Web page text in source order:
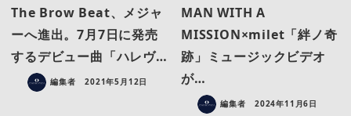
The Brow Beat、メジャ
ーへ進出。7月7日に発売
するデビュー曲「ハレヴ…
編集者 2021年5月12日
MAN WITH A
MISSION×milet「絆ノ奇
跡」ミュージックビデオ
が…
編集者 2024年11月6日